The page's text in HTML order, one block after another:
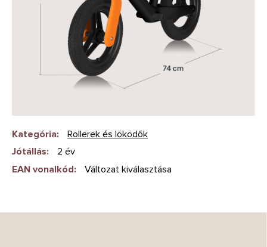
Kategória:
Rollerek és löködők
Jótállás:
2 év
EAN vonalkód: Változat kiválasztása